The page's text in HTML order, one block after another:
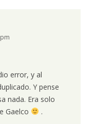
error, y al
Y pense
nada. Era solo
Gaelco
.